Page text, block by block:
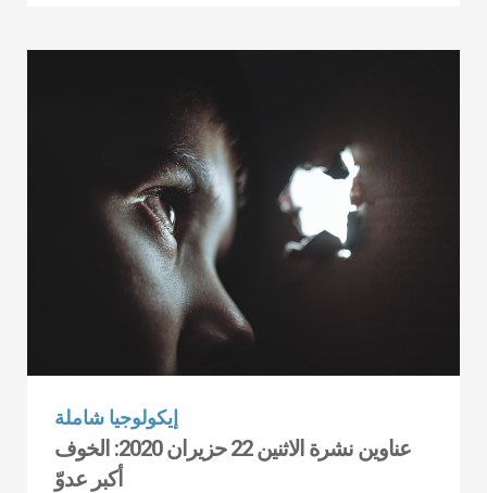
إيكولوجيا شاملة
عناوين نشرة الاثنين 22 حزيران 2020: الخوف
أكبر عدوّ